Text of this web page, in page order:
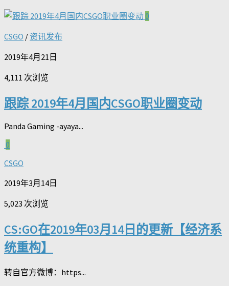
0
CSGO / 资讯发布
2019年4月21日
4,111 次浏览
跟踪 2019年4月国内CSGO职业圈变动
Panda Gaming -ayaya...
0
CSGO
2019年3月14日
5,023 次浏览
CS:GO在2019年03月14日的更新【经济系
统重构】
转自官方微博：https...